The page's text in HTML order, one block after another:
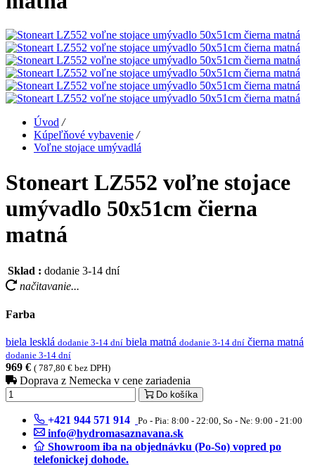
Úvod /
Kúpeľňové vybavenie /
Voľne stojace umývadlá
Stoneart LZ552 voľne stojace
umývadlo 50x51cm čierna
matná
Sklad : dodanie 3-14 dní
načitavanie...
Farba
biela lesklá dodanie 3-14 dní biela matná dodanie 3-14 dní čierna matná
dodanie 3-14 dní
969 € ( 787,80 € bez DPH)
Doprava z Nemecka v cene zariadenia
Do košíka
+421 944 571 914 Po - Pia: 8:00 - 22:00, So - Ne: 9:00 - 21:00
info@hydromasaznavana.sk
Showroom iba na objednávku (Po-So) vopred po
telefonickej dohode.